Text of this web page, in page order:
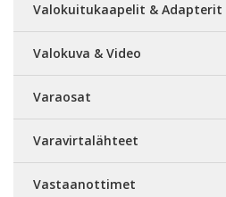
Valokuitukaapelit & Adapterit
Valokuva & Video
Varaosat
Varavirtalähteet
Vastaanottimet